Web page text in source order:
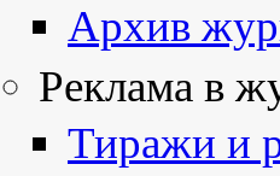
Архив
Реклама в
Тиражи и